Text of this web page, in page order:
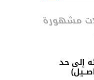
مشهورة
إلى حد